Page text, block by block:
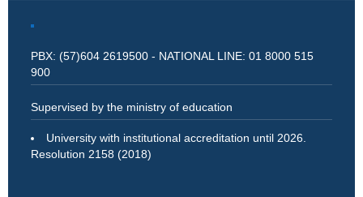
PBX: (57)604 2619500 - NATIONAL LINE: 01 8000 515
900
Supervised by the ministry of education
University with institutional accreditation until 2026.
Resolution 2158 (2018)